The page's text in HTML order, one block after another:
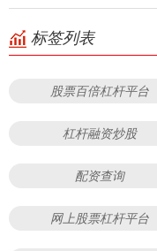
标签列表
股票百倍杠杆平台
杠杆融资炒股
配资查询
网上股票杠杆平台